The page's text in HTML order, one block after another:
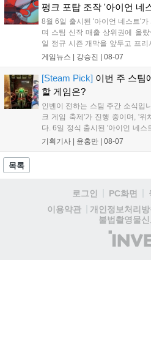
거리를 제공하며, 이후 현대백화
니다. 연말에는 라스베이거스 오
펑크 포탑 조작 '아이언 네
8월 6일 출시된 '아이언 네스트'
며 스팀 신작 매출 상위권에 올
일 정규 시즌 개막을 앞두고 프
기록했습니다. 25주년을 맞은 '고
'마블 투혼: 파이팅 소울즈'와
리'도 스팀에 정식 출시되었습니다
게임뉴스 | 강승진 08-07
[Steam Pick] 이번 주 스팀
할 게임은?
인벤이 전하는 스팀 주간 소식입
크 게임 축제'가 진행 중이며, '위
다. 6일 정식 출시된 '아이언 네스
세어 코브'가 호평받고 있습니다.
다. 유비소프트의 '고스트리콘:
기획기사 | 윤홍만 08-07
목록
로그인 PC화면
이용약관
개인정보처리방
불법촬영물신
(주)
인